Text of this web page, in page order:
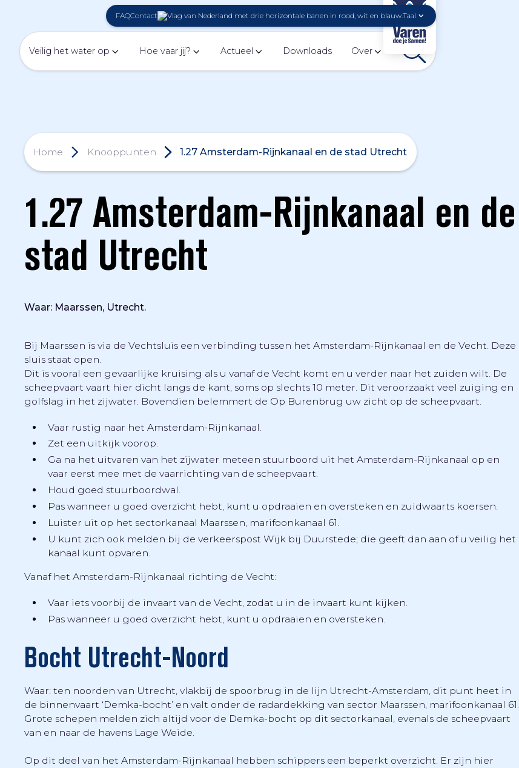
FAQContact Taal
Veilig het water op Hoe vaar jij? Actueel Downloads Over
Home Knooppunten 1.27 Amsterdam-Rijnkanaal en de stad Utrecht
1.27 Amsterdam-Rijnkanaal en de
stad Utrecht
Waar: Maarssen, Utrecht.
Bij Maarssen is via de Vechtsluis een verbinding tussen het Amsterdam-Rijnkanaal en de Vecht. Deze
sluis staat open.
Dit is vooral een gevaarlijke kruising als u vanaf de Vecht komt en u verder naar het zuiden wilt. De
scheepvaart vaart hier dicht langs de kant, soms op slechts 10 meter. Dit veroorzaakt veel zuiging en
golfslag in het zijwater. Bovendien belemmert de Op Burenbrug uw zicht op de scheepvaart.
Vaar rustig naar het Amsterdam-Rijnkanaal.
Zet een uitkijk voorop.
Ga na het uitvaren van het zijwater meteen stuurboord uit het Amsterdam-Rijnkanaal op en
vaar eerst mee met de vaarrichting van de scheepvaart.
Houd goed stuurboordwal.
Pas wanneer u goed overzicht hebt, kunt u opdraaien en oversteken en zuidwaarts koersen.
Luister uit op het sectorkanaal Maarssen, marifoonkanaal 61.
U kunt zich ook melden bij de verkeerspost Wijk bij Duurstede; die geeft dan aan of u veilig het
kanaal kunt opvaren.
Vanaf het Amsterdam-Rijnkanaal richting de Vecht:
Vaar iets voorbij de invaart van de Vecht, zodat u in de invaart kunt kijken.
Pas wanneer u goed overzicht hebt, kunt u opdraaien en oversteken.
Bocht Utrecht-Noord
Waar: ten noorden van Utrecht, vlakbij de spoorbrug in de lijn Utrecht-Amsterdam, dit punt heet in
de binnenvaart ‘Demka-bocht’ en valt onder de radardekking van sector Maarssen, marifoonkanaal 61.
Grote schepen melden zich altijd voor de Demka-bocht op dit sectorkanaal, evenals de scheepvaart
van en naar de havens Lage Weide.
Op dit deel van het Amsterdam-Rijnkanaal hebben schippers een beperkt overzicht. Er zijn hier